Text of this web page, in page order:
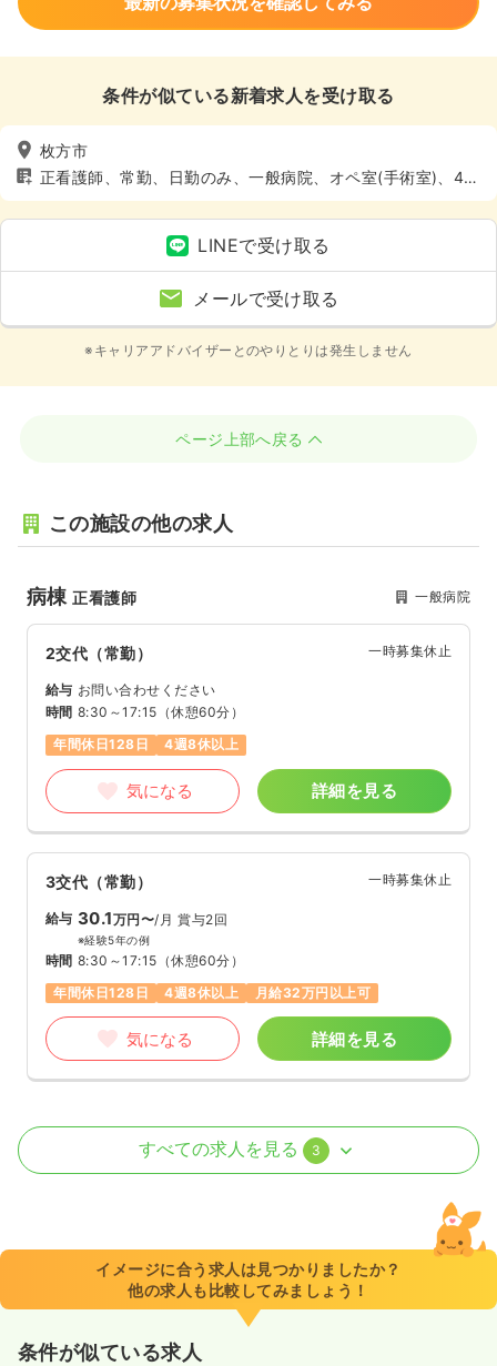
条件が似ている新着求人を受け取る
枚方市
正看護師、常勤、日勤のみ、一般病院、オペ室(手術室)、4週
8休以上
LINEで受け取る
メールで受け取る
※キャリアアドバイザーとのやりとりは発生しません
ページ上部へ戻る
この施設の他の求人
病棟正看護師 一般病院
2交代（常勤） 一時募集休止
給与 お問い合わせください
時間 8:30～17:15 （休憩60分）
年間休日128日
4週8休以上
気になる 詳細を見る
3交代（常勤） 一時募集休止
給与 30.1万円〜/月 賞与2回
※経験5年の例
時間 8:30～17:15 （休憩60分）
年間休日128日
4週8休以上 月給32万円以上可
気になる 詳細を見る
オペ室(手術室)正看護師
8:30～17:15
年間休日131日
4週8休以上 月給33万円以上可
気になる
すべての求人を見る 3
イメージに合う求人は見つかりましたか？
他の求人も比較してみましょう！
条件が似ている求人